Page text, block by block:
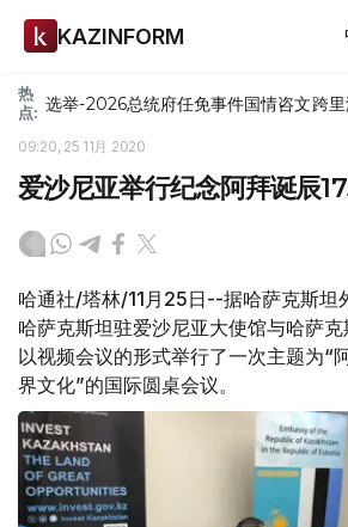
KAZINFORM
热
点: 选举-2026总统府任免事件国情咨文跨
09:20, 25 11月 2020
爱沙尼亚举行纪念阿拜诞辰
哈通社/塔林/11月25日--据哈萨克斯坦
哈萨克斯坦驻爱沙尼亚大使馆与哈萨
以视频会议的形式举行了一次主题为“
界文化”的国际圆桌会议。